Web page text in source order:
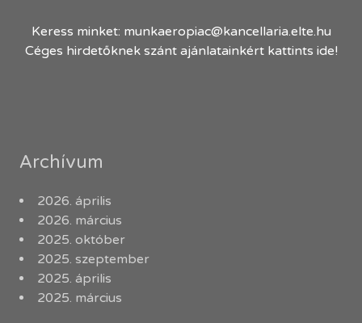
Keress minket: munkaeropiac@kancellaria.elte.hu
Céges hirdetőknek szánt ajánlatainkért kattints ide!
Archívum
2026. április
2026. március
2025. október
2025. szeptember
2025. április
2025. március